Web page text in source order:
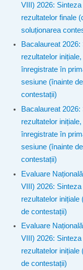
VIII) 2026: Sinteza
rezultatelor finale
soluționarea
Bacalaureat 2026:
rezultatelor inițiale,
înregistrate în
sesiune (înainte de
contestații)
Bacalaureat 2026:
rezultatelor inițiale,
înregistrate în
sesiune (înainte de
contestații)
Evaluare
VIII) 2026: Sinteza
rezultatelor inițiale
de contestații)
Evaluare
VIII) 2026: Sinteza
rezultatelor inițiale
de contestații)